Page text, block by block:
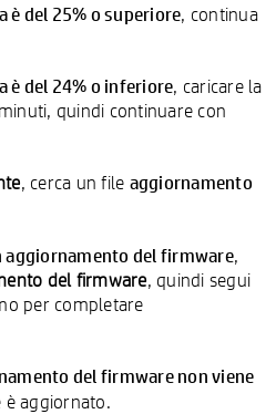
è del 25% o superiore, continua
è del 24% o inferiore, caricare la
quindi continuare con
, cerca un file aggiornamento
aggiornamento del firmware,
del firmware, quindi segui
per completare
del firmware non viene
aggiornato.